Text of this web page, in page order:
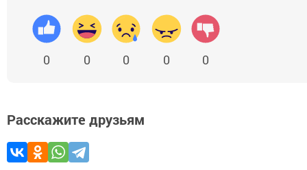
0 0 0 0 0
Расскажите друзьям